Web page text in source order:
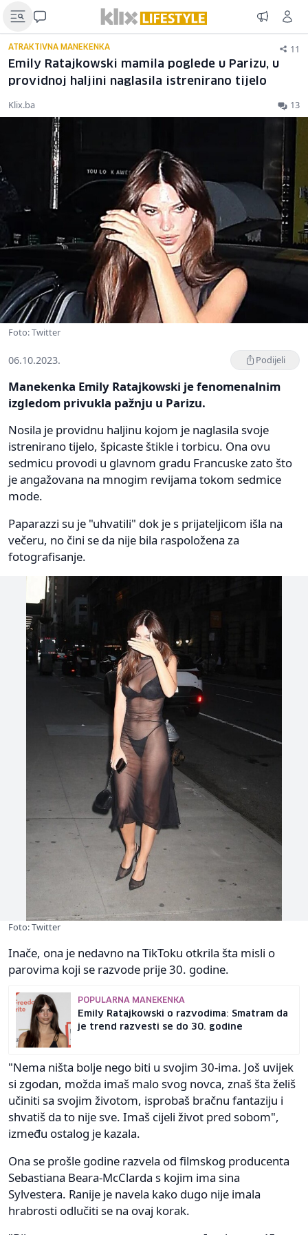
ATRAKTIVNA MANEKENKA 11
Emily Ratajkowski mamila poglede u Parizu, u
providnoj haljini naglasila istrenirano tijelo
Klix.ba 13
Foto: Twitter
06.10.2023. Podijeli
Manekenka Emily Ratajkowski je fenomenalnim
izgledom privukla pažnju u Parizu.
Nosila je providnu haljinu kojom je naglasila svoje
istrenirano tijelo, špicaste štikle i torbicu. Ona ovu
sedmicu provodi u glavnom gradu Francuske zato što
je angažovana na mnogim revijama tokom sedmice
mode.
Paparazzi su je "uhvatili" dok je s prijateljicom išla na
večeru, no čini se da nije bila raspoložena za
fotografisanje.
Foto: Twitter
Inače, ona je nedavno na TikToku otkrila šta misli o
parovima koji se razvode prije 30. godine.
POPULARNA MANEKENKA
Emily Ratajkowski o razvodima: Smatram da
je trend razvesti se do 30. godine
"Nema ništa bolje nego biti u svojim 30-ima. Još uvijek
si zgodan, možda imaš malo svog novca, znaš šta želiš
učiniti sa svojim životom, isprobaš bračnu fantaziju i
shvatiš da to nije sve. Imaš cijeli život pred sobom",
između ostalog je kazala.
Ona se prošle godine razvela od filmskog producenta
Sebastiana Beara-McClarda s kojim ima sina
Sylvestera. Ranije je navela kako dugo nije imala
hrabrosti odlučiti se na ovaj korak.